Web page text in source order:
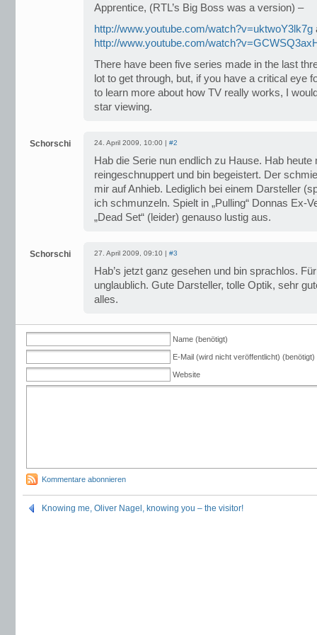
Apprentice, (RTL’s Big Boss was a version) –
http://www.youtube.com/watch?v=uktwoY3lk7g
http://www.youtube.com/
There have been five series made in the last
lot to get through, but, if you have a critical eye
to learn more about how TV really works, I
star viewing.
Schorschi 24. April 2009, 10:00 | #2
Hab die Serie nun endlich zu Hause. Hab
reingeschnuppert und bin begeistert. Der
mir auf Anhieb. Lediglich bei einem Darsteller
ich schmunzeln. Spielt in „Pulling“ Donnas Ex-
„Dead Set“ (leider) genauso lustig aus.
Schorschi 27. April 2009, 09:10 | #3
Hab’s jetzt ganz gesehen und bin sprachlos.
unglaublich. Gute Darsteller, tolle Optik, sehr
alles.
Name (benötigt)
E-Mail (wird nicht veröffentlicht) (benötigt)
Website
Kommentare abonnieren
Knowing me, Oliver Nagel, knowing you – the visitor!